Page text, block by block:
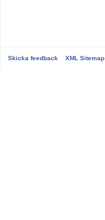
Skicka feedback XML Sitemap